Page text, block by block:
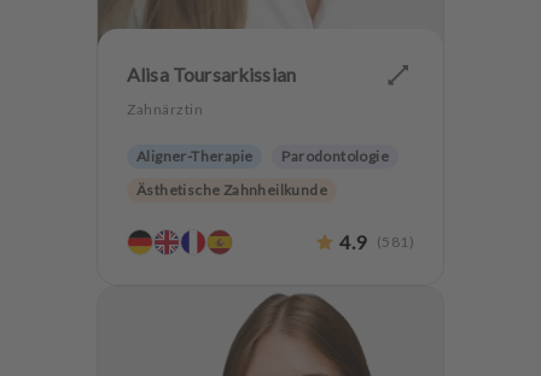
Alisa Toursarkissian
Zahnärztin
Aligner-Therapie
Parodontologie
Ästhetische Zahnheilkunde
4.9 (581 )